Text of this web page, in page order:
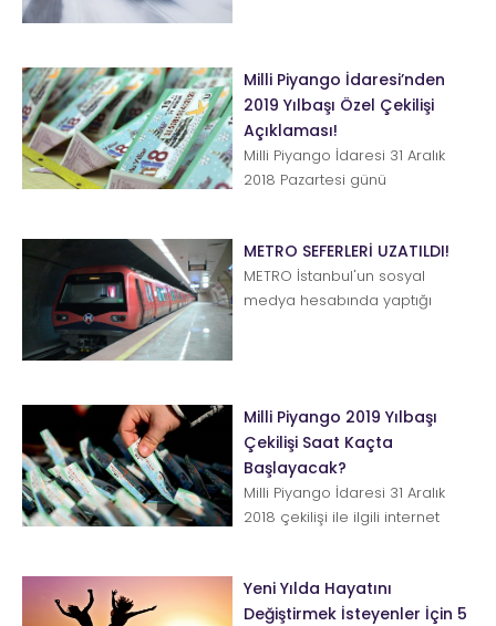
Milli Piyango İdaresi’nden
2019 Yılbaşı Özel Çekilişi
Açıklaması!
Milli Piyango İdaresi 31 Aralık
2018 Pazartesi günü
METRO SEFERLERİ UZATILDI!
METRO İstanbul'un sosyal
medya hesabında yaptığı
Milli Piyango 2019 Yılbaşı
Çekilişi Saat Kaçta
Başlayacak?
Milli Piyango İdaresi 31 Aralık
2018 çekilişi ile ilgili internet
Yeni Yılda Hayatını
Değiştirmek İsteyenler İçin 5